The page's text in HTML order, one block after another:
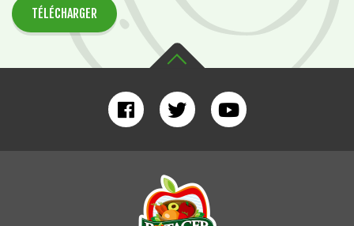
TÉLÉCHARGER